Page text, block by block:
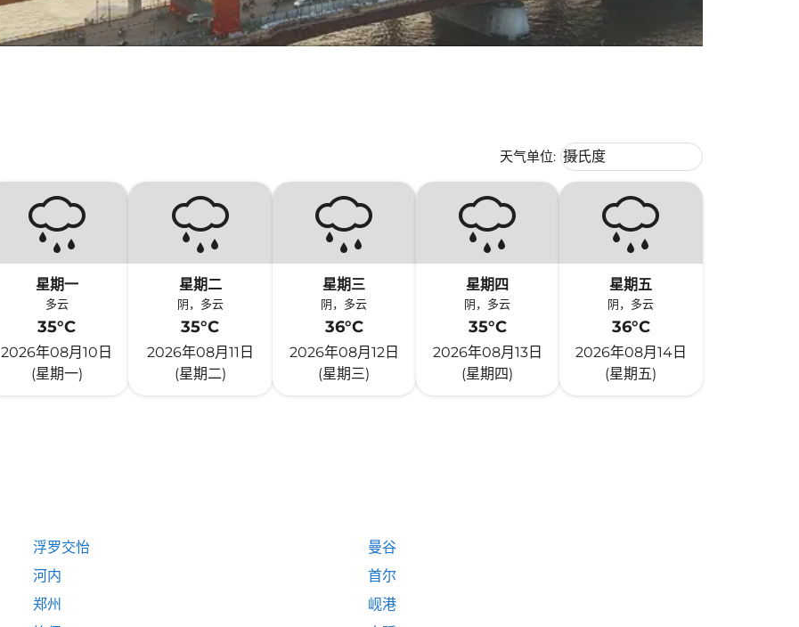
天气单位: Weather unit option 摄氏度
摄氏度
keyboard_arrow_down
星期一
多云
35°C
2026年08月10日
(星期一)
星期二
阴，多云
35°C
2026年08月11日
(星期二)
星期三
阴，多云
36°C
2026年08月12日
(星期三)
星期四
阴，多云
35°C
2026年08月13日
(星期四)
星期五
阴，多云
36°C
2026年08月14日
(星期五)
浮罗交怡
曼谷
河内
首尔
郑州
岘港